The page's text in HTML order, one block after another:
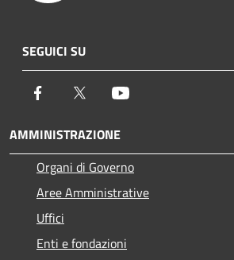
SEGUICI SU
Facebook Twitter
AMMINISTRAZIONE
Organi di Governo
Aree Amministrative
Uffici
Enti e fondazioni